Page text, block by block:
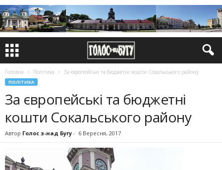
Головна Політика За європейські та бюджетні кошти Сокальського району
ПОЛІТИКА
За європейські та бюджетні
кошти Сокальського району
Автор Голос з-над Бугу - 6 Вересня, 2017